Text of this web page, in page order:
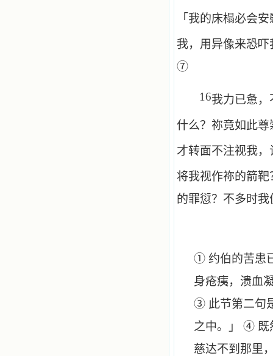
「我的床榻必会
我，用异像来恐吓
⑦
16我力已惫
什么？祢竟如此
才转面不注视我
将我视作祢的箭
的罪愆？不多时
① 约伯的苦患
身疮痍，溃血
③ 此节第二句
之中。」 ④ 既
慈达不到那里